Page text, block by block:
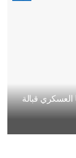
العسكري قبالة